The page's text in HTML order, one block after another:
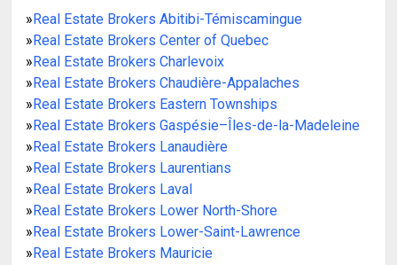
» Real Estate Brokers Abitibi-Témiscamingue
» Real Estate Brokers Center of Quebec
» Real Estate Brokers Charlevoix
» Real Estate Brokers Chaudière-Appalaches
» Real Estate Brokers Eastern Townships
» Real Estate Brokers Gaspésie–Îles-de-la-Madeleine
» Real Estate Brokers Lanaudière
» Real Estate Brokers Laurentians
» Real Estate Brokers Laval
» Real Estate Brokers Lower North-Shore
» Real Estate Brokers Lower-Saint-Lawrence
» Real Estate Brokers Mauricie